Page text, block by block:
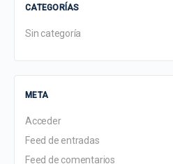
CATEGORÍAS
Sin categoría
META
Acceder
Feed de entradas
Feed de comentarios